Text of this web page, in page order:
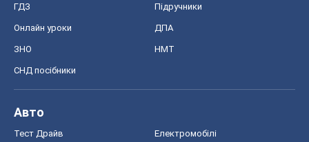
ГДЗ Підручники
Онлайн уроки ДПА
ЗНО НМТ
СНД посібники
Авто
Тест Драйв Електромобілі